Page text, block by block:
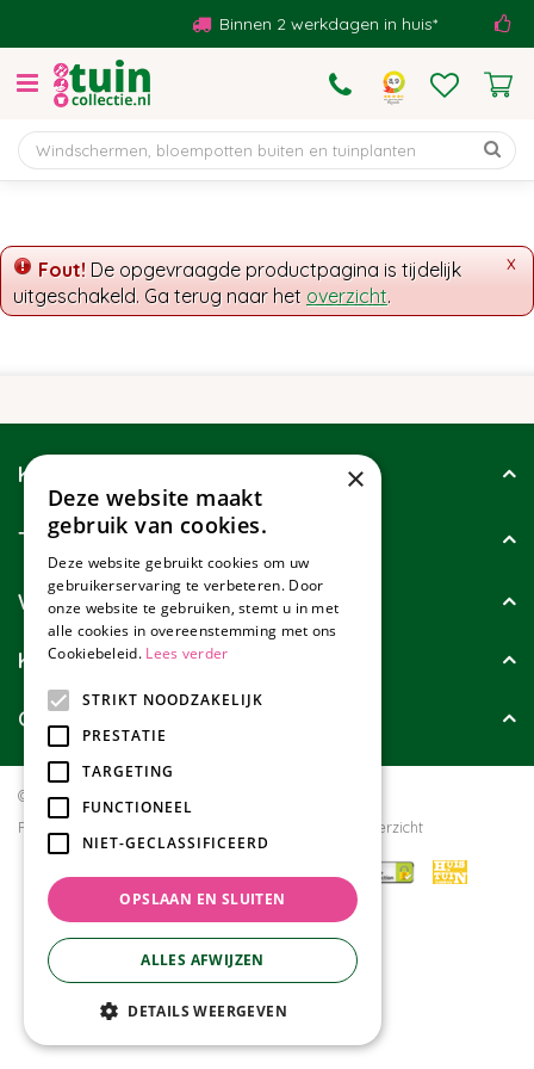
t
n
Binnen 2 werkdagen in huis*
x
Fout! De opgevraagde productpagina is tijdelijk
uitgeschakeld. Ga terug naar het overzicht.
Klantenservice
Tuincollectie
Wie zijn wij?
Klanten geven ons
Contact
© Tuincollectie.nl
Privacy policy
Tuincentrum Overzicht
×
Deze website maakt
gebruik van cookies.
Deze website gebruikt cookies om uw
gebruikerservaring te verbeteren. Door
onze website te gebruiken, stemt u in met
alle cookies in overeenstemming met ons
Cookiebeleid. Lees verder
STRIKT NOODZAKELIJK
PRESTATIE
TARGETING
FUNCTIONEEL
NIET-GECLASSIFICEERD
OPSLAAN EN SLUITEN
ALLES AFWIJZEN
DETAILS WEERGEVEN